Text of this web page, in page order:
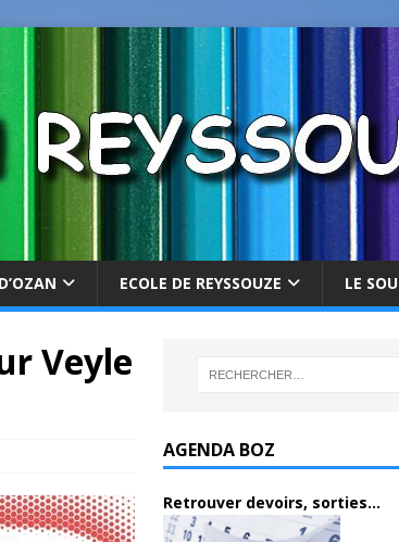
ECOLE DE REYSSOUZE LE SOU
Veyle
AGENDA BOZ
Retrouver devoirs, sorties...